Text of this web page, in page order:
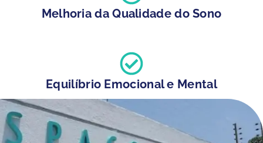
Melhoria da Qualidade do Sono
Equilíbrio Emocional e Mental